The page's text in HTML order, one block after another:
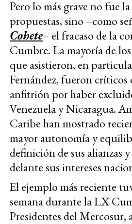
Pero lo más grave no fue
propuestas, sino –como
Cohete– el fracaso de la
Cumbre. La mayoría de
que asistieron, en
Fernández, fueron
anfitrión por haber
Venezuela y Nicaragua.
Caribe han mostrado
mayor autonomía y
definición de sus alianzas
delante sus intereses
El ejemplo más reciente
semana durante la LX
Presidentes del Mercosur,